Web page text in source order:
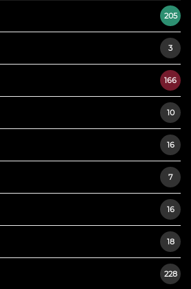
205
3
166
10
16
7
16
18
228